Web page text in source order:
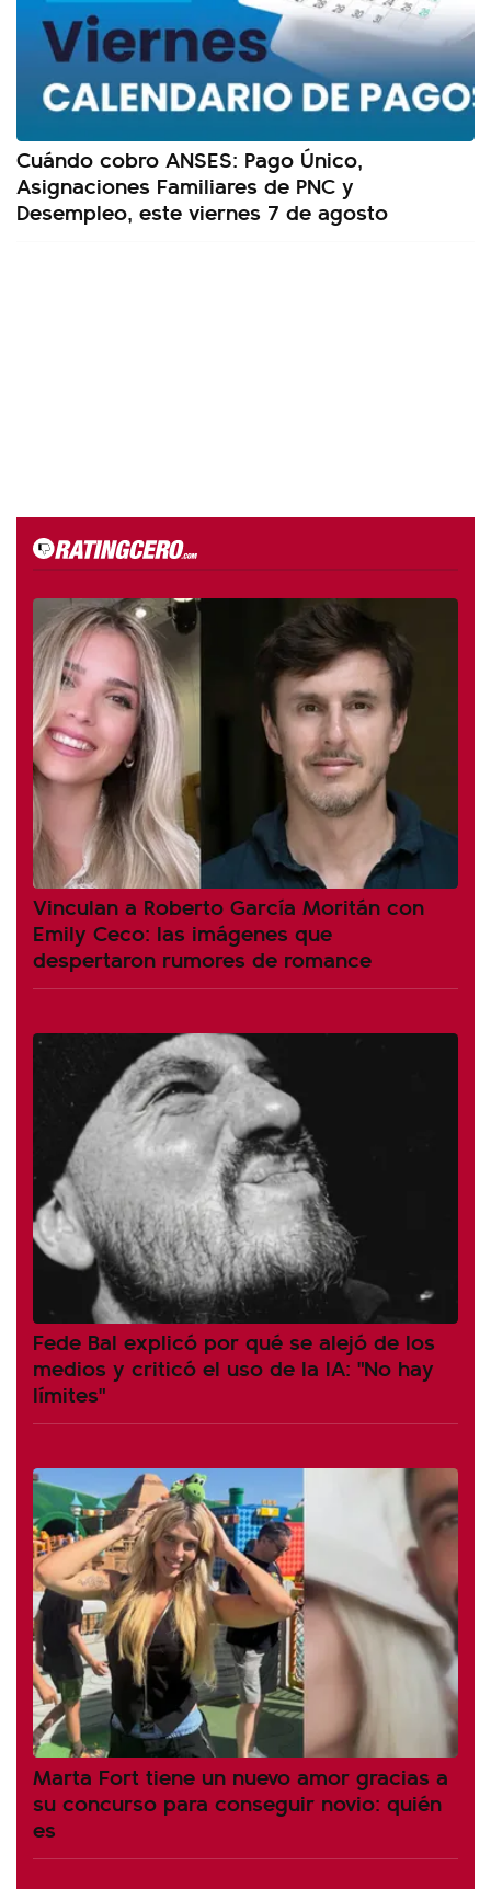
Cuándo cobro ANSES: Pago Único,
Asignaciones Familiares de PNC y
Desempleo, este viernes 7 de agosto
Vinculan a Roberto García Moritán con
Emily Ceco: las imágenes que
despertaron rumores de romance
Fede Bal explicó por qué se alejó de los
medios y criticó el uso de la IA: "No hay
límites"
Marta Fort tiene un nuevo amor gracias a
su concurso para conseguir novio: quién
es